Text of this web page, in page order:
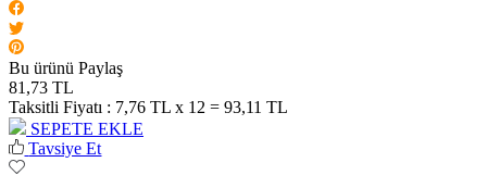
Bu ürünü Paylaş
81,73 TL
Taksitli Fiyatı : 7,76 TL x 12 = 93,11 TL
SEPETE EKLE
Tavsiye Et